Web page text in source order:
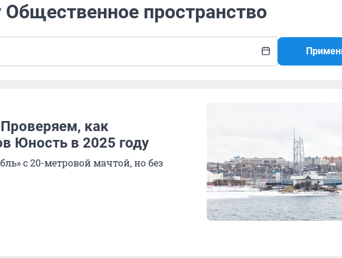
Общественное пространство
как
Юность в 2025 году
с 20-метровой мачтой, но без